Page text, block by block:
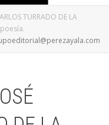
TURRADO DE LA